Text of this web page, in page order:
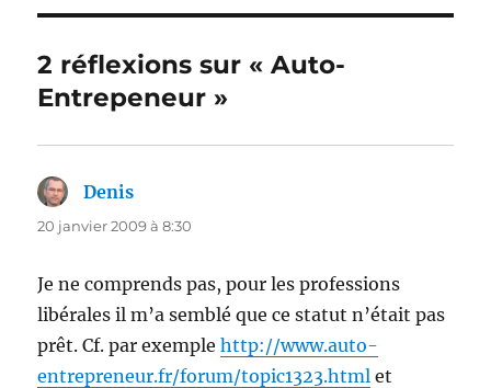
2 réflexions sur « Auto-
Entrepeneur »
Denis
20 janvier 2009 à 8:30
Je ne comprends pas, pour les professions
libérales il m’a semblé que ce statut n’était pas
prêt. Cf. par exemplehttp://www.auto-
entrepreneur.fr/forum/topic1323.html et